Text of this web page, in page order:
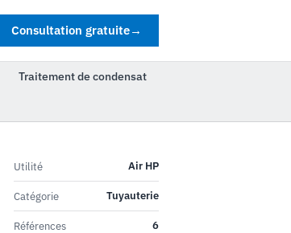
Consultation gratuite→
Traitement de condensat
Utilité Air HP
Catégorie Tuyauterie
Références 6